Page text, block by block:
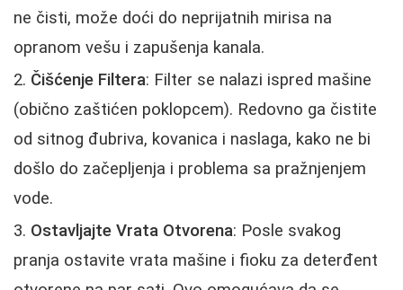
ne čisti, može doći do neprijatnih mirisa na
opranom vešu i zapušenja kanala.
Čišćenje Filtera: Filter se nalazi ispred mašine
(obično zaštićen poklopcem). Redovno ga čistite
od sitnog đubriva, kovanica i naslaga, kako ne bi
došlo do začepljenja i problema sa pražnjenjem
vode.
Ostavljajte Vrata Otvorena: Posle svakog
pranja ostavite vrata mašine i fioku za deterđent